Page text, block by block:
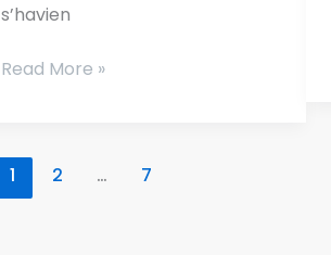
s’havien
Read More »
1 2 … 7